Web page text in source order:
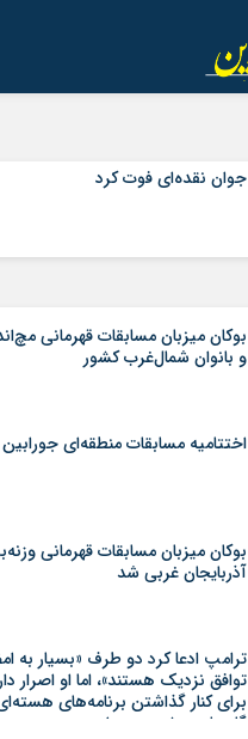
جوان نقده‌ای فوت کرد
بوکان میزبان مسابقات قهرمانی
و بانوان شمال‌غرب کشور
اختتامیه مسابقات منطقه‌ای
بوکان میزبان مسابقات قهرمانی
آذربایجان غربی شد
ترامپ ادعا کرد دو طرف «بسیار به
توافق نزدیک هستند»، اما او اصرار
برای کنار گذاشتن برنامه‌های
گام‌های بیشتری بردارد